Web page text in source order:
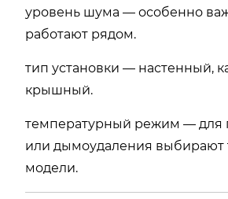
уровень шума — особенно
работают рядом.
тип установки — настенный,
крышный.
температурный режим — для
или дымоудаления выбирают
модели.